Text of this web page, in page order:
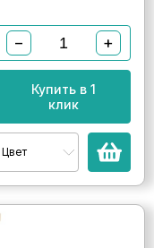
− +
Купить в 1
клик
Цвет